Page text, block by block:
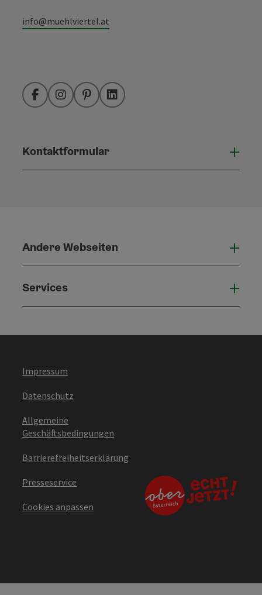
info@muehlviertel.at
FacebookInstagramPinterestLinkedIn
Kontaktformular
Andere Webseiten
Services
Impressum
Datenschutz
Allgemeine
Geschäftsbedingungen
Barrierefreiheitserklärung
Presseservice
Cookies anpassen